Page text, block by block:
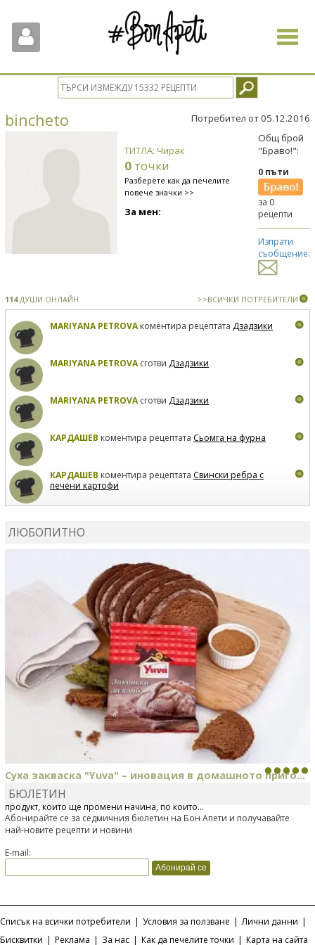
Toggle
bincheto Потребител от 05.12.2016
ТИТЛА: Чирак
0 точки
Разберете как да печелите
повече значки >>
За мен:
Общ брой
"Браво!":
0 пъти
за 0
рецепти
Изпрати
съобщение:
114ДУШИ ОНЛАЙН >>ВСИЧКИ ПОТРЕБИТЕЛИ
MARIYANA PETROVAкоментира рецептата Дзадзики
MARIYANA PETROVAсготви Дзадзики
MARIYANA PETROVAсготви Дзадзики
КАРДАШЕВ коментира рецептата Сьомга на фурна
КАРДАШЕВ коментира рецептата Свински ребра с
печени картофи
ЛЮБОПИТНО
Суха закваска "Yuva" – иновация в домашното приго...
Отскоро Лесафр България стартира предлагането на изцяло нов
продукт, който ще промени начина, по който...
БЮЛЕТИН
Абонирайте се за седмичния бюлетин на Бон Апети и получавайте
най-новите рецепти и новини
E-mail:
Списък на всички потребители | Условия за ползване | Лични данни |
Бисквитки | Реклама | За нас | Как да печелите точки | Карта на сайта